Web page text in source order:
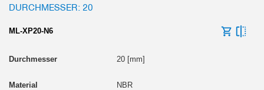
DURCHMESSER: 20
ML-XP20-N6
20 [mm]
NBR